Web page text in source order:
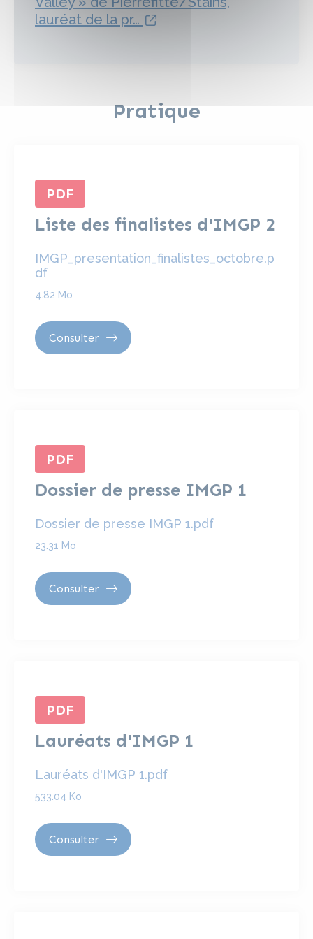
lauréat de la pr… lien externe
Pratique
PDF
Liste des finalistes d'IMGP 2
IMGP_presentation_finalistes_octobre.p
df
4.82 Mo
Consulter
PDF
Dossier de presse IMGP 1
Dossier de presse IMGP 1.pdf
23.31 Mo
Consulter
PDF
Lauréats d'IMGP 1
Lauréats d'IMGP 1.pdf
533.04 Ko
Consulter